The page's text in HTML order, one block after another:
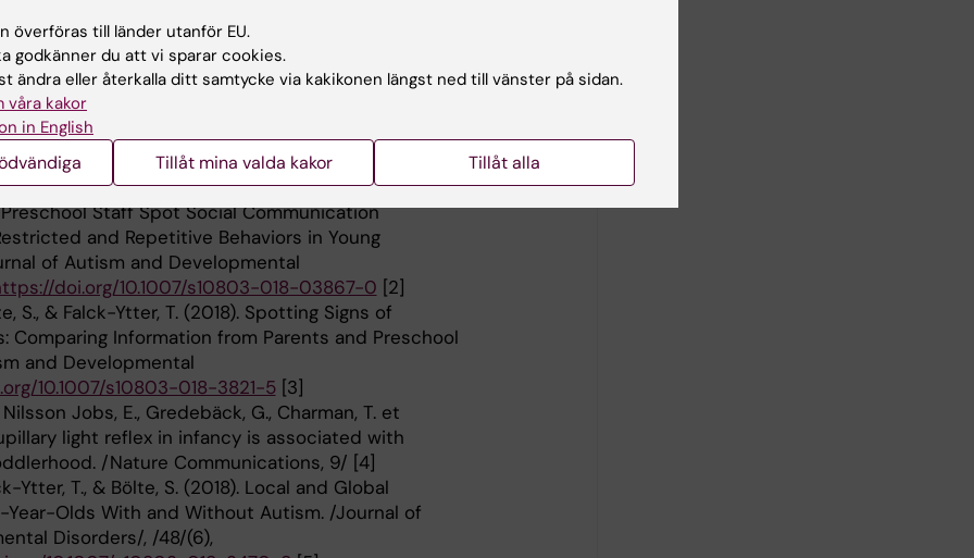
T., Nilsson-Jobs, E., Nyström, P., Falck-Ytter,
How DoesTemperament in Toddlers at Elevated
to Symptoms of Autism and ADHD at Three Years
and developmental disorders/, /52/(3),
10.1007/s10803-021-05001-z [1]
Bibliography CSL_BIBLIOGRAPHY Jobs, E. N., Bölte,
Preschool Staff Spot Social Communication
and Repetitive Behaviors in Young
of Autism and Developmental
doi.org/10.1007/s10803-018-03867-0 [2]
S., & Falck-Ytter, T. (2018). Spotting Signs of
Comparing Information from Parents and Preschool
and Developmental
10.1007/s10803-018-3821-5[3]
Nilsson Jobs, E., Gredebäck, G., Charman, T. et
light reflex in infancy is associated with
/Nature Communications, 9/ [4]
Ytter, T., & Bölte, S. (2018). Local and Global
Year-Olds With and Without Autism. /Journal of
Disorders/, /48/(6),
överföras till länder utanför EU.
godkänner du att vi sparar cookies.
ändra eller återkalla ditt samtycke via kakikonen längst ned till vänster på sidan.
våra kakor
in English
Tillåt mina valda kakor Tillåt alla